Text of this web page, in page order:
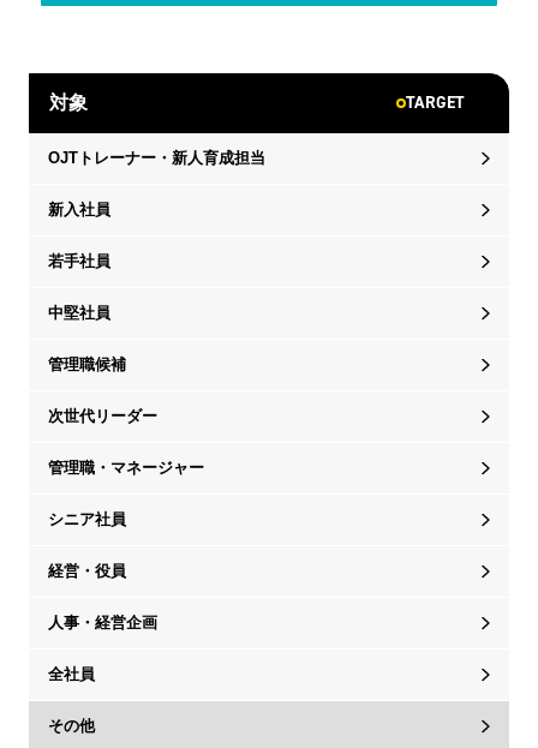
対象 TARGET
OJTトレーナー・新人育成担当
新入社員
若手社員
中堅社員
管理職候補
次世代リーダー
管理職・マネージャー
シニア社員
経営・役員
人事・経営企画
全社員
その他